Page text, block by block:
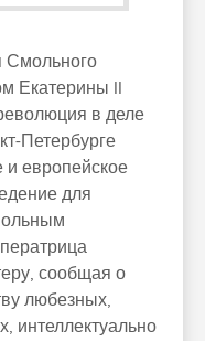
Смольного
Екатерины II
в деле
Петербурге
и европейское
для
сообщая о
любезных,
интеллектуально